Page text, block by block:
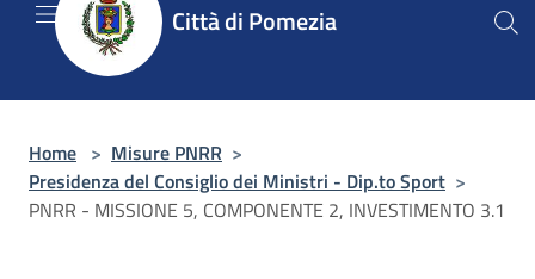
Città di Pomezia
Home > Misure PNRR >
Presidenza del Consiglio dei Ministri - Dip.to Sport >
PNRR - MISSIONE 5, COMPONENTE 2, INVESTIMENTO 3.1